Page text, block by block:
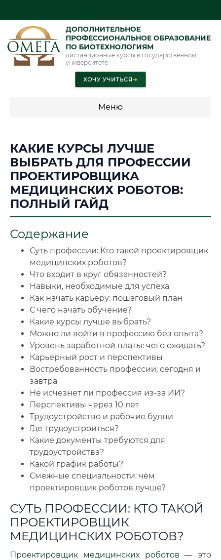
ДОПОЛНИТЕЛЬНОЕ
ПРОФЕССИОНАЛЬНОЕ ОБРАЗОВАНИЕ
ПО БИОТЕХНОЛОГИЯМ
дистанционные курсы в государственном
университете
ХОЧУ УЧИТЬСЯ➜
Меню
Стоимость по программам обучения "Биотехнологии"
📜 Документы и аккредитация ФИС ФРДО
🔍Нажмите на документ для увеличения и просмотра
КАКИЕ КУРСЫ ЛУЧШЕ
ВЫБРАТЬ ДЛЯ ПРОФЕССИИ
ПРОЕКТИРОВЩИКА
МЕДИЦИНСКИХ РОБОТОВ:
ПОЛНЫЙ ГАЙД
Содержание
Суть профессии: Кто такой проектировщик
медицинских роботов?
Что входит в круг обязанностей?
Навыки, необходимые для успеха
Как начать карьеру: пошаговый план
С чего начать обучение?
Какие курсы лучше выбрать?
Можно ли войти в профессию без опыта?
Уровень заработной платы: чего ожидать?
Карьерный рост и перспективы
Востребованность профессии: сегодня и
завтра
Не исчезнет ли профессия из-за ИИ?
Перспективы через 10 лет
Трудоустройство и рабочие будни
Где трудоустроиться?
Какие документы требуются для
трудоустройства?
Какой график работы?
Смежные специальности: чем
проектировщик роботов лучше?
СУТЬ ПРОФЕССИИ: КТО ТАКОЙ
ПРОЕКТИРОВЩИК
МЕДИЦИНСКИХ РОБОТОВ?
Проектировщик медицинских роботов — это